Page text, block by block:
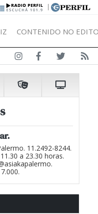
|
CONTENIDO NO
11.2492-8244.
a 23.30 horas.